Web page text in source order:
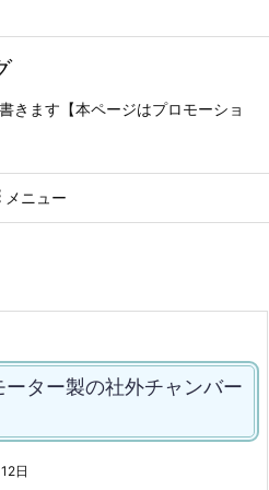
きます【本ページはプロモーショ
メニュー
ター製の社外チャンバー
日